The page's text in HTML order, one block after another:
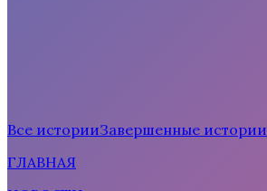
Все историиЗавершенные истории
ГЛАВНАЯ